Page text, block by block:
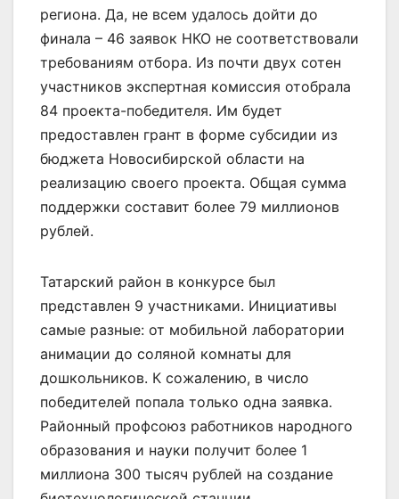
региона. Да, не всем удалось дойти до
финала – 46 заявок НКО не соответствовали
требованиям отбора. Из почти двух сотен
участников экспертная комиссия отобрала
84 проекта-победителя. Им будет
предоставлен грант в форме субсидии из
бюджета Новосибирской области на
реализацию своего проекта. Общая сумма
поддержки составит более 79 миллионов
рублей.
Татарский район в конкурсе был
представлен 9 участниками. Инициативы
самые разные: от мобильной лаборатории
анимации до соляной комнаты для
дошкольников. К сожалению, в число
победителей попала только одна заявка.
Районный профсоюз работников народного
образования и науки получит более 1
миллиона 300 тысяч рублей на создание